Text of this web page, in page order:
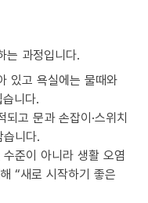
는 과정입니다.
있고 욕실에는 물때와
니다.
고 문과 손잡이·스위치
니다.
준이 아니라 생활 오염
“새로 시작하기 좋은